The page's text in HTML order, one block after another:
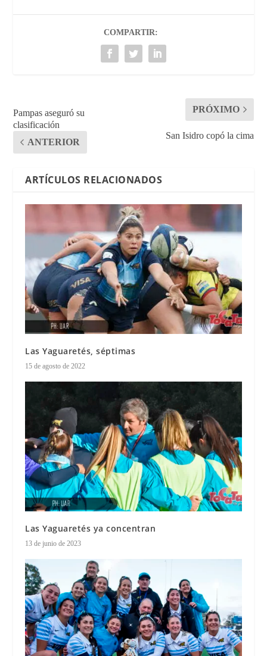
COMPARTIR:
Pampas aseguró su
clasificación
ANTERIOR
PRÓXIMO
San Isidro copó la cima
ARTÍCULOS RELACIONADOS
Las Yaguaretés, séptimas
15 de agosto de 2022
Las Yaguaretés ya concentran
13 de junio de 2023